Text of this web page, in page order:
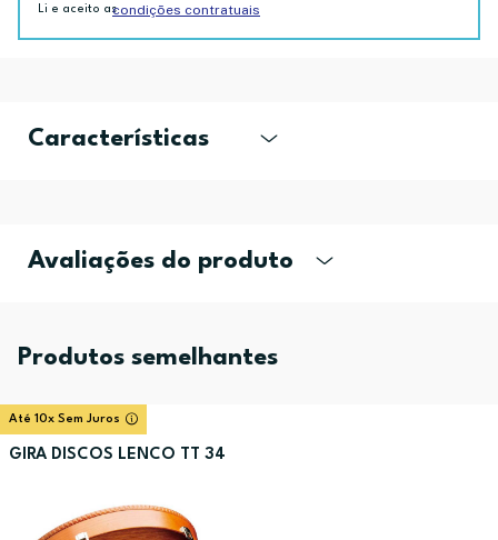
Li e aceito ascondições contratuais
Características
Avaliações do produto
Produtos semelhantes
Até 10x Sem Juros
GIRA DISCOS LENCO TT 34